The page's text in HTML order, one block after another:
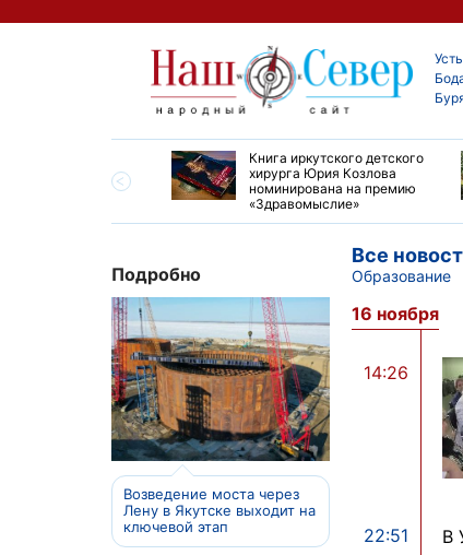
большой эстафеты
Книга иркутского детского
хирурга Юрия Козлова
номинирована на премию
«Здравомыслие»
Подробно
Возведение моста через
Лену в Якутске выходит на
ключевой этап
Все
Образование
16 ноября
14:26
22:51 В